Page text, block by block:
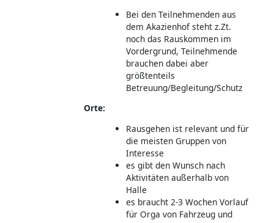
Bei den Teilnehmenden aus
dem Akazienhof steht z.Zt.
noch das Rauskommen im
Vordergrund, Teilnehmende
brauchen dabei aber
größtenteils
Betreuung/Begleitung/Schutz
Orte:
Rausgehen ist relevant und für
die meisten Gruppen von
Interesse
es gibt den Wunsch nach
Aktivitäten außerhalb von
Halle
es braucht 2-3 Wochen Vorlauf
für Orga von Fahrzeug und